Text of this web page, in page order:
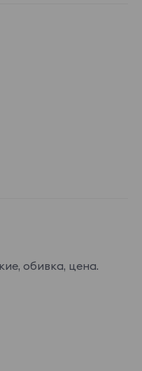
обивка, цена.